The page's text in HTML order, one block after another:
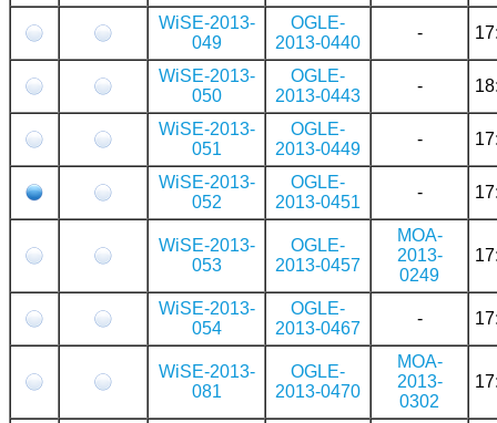
WiSE-2013-
049
OGLE-
2013-0440
-
WiSE-2013-
050
OGLE-
2013-0443
-
WiSE-2013-
051
OGLE-
2013-0449
-
WiSE-2013-
052
OGLE-
2013-0451
-
WiSE-2013-
053
OGLE-
2013-0457
MOA-
2013-
0249
WiSE-2013-
054
OGLE-
2013-0467
-
WiSE-2013-
081
OGLE-
2013-0470
MOA-
2013-
0302